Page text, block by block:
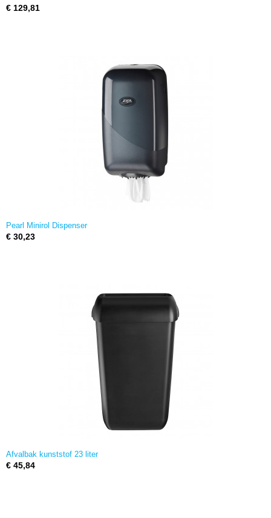
€ 129,81
Pearl Minirol Dispenser
€ 30,23
Afvalbak kunststof 23 liter
€ 45,84